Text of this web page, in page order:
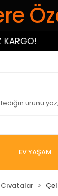
EV YAŞAM
Cıvatalar